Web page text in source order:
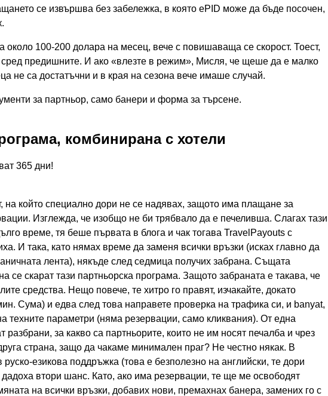
се извършва без забележка, в която ePID може да бъде посочен,
около 100-200 долара на месец, вече с повишаваща се скорост. Тоест,
предишните. И ако «влезте в режим», Мисля, че щеше да е малко
не са достатъчни и в края на сезона вече имаше случай.
за партньор, само банери и форма за търсене.
комбинирана с хотели
365 дни!
на който специално дори не се надявах, защото има плащане за
Изглежда, че изобщо не би трябвало да е печеливша. Слагах тази
време, тя беше първата в блога и чак тогава TravelPayouts с
И така, като нямах време да заменя всички връзки (исках главно да
лента), някъде след седмица получих забрана. Същата
се скарат тази партньорска програма. Защото забраната е такава, че
средства. Нещо повече, те хитро го правят, изчакайте, докато
Сума) и едва след това направете проверка на трафика си, и banyat,
техните параметри (няма резервации, само кликвания). От една
разбрани, за какво са партньорите, които не им носят печалба и чрез
страна, защо да чакаме минимален праг? Не честно някак. В
руско-езикова поддръжка (това е безполезно на английски, те дори
втори шанс. Като, ако има резервации, те ще ме освободят
на всички връзки, добавих нови, премахнах банера, замених го с